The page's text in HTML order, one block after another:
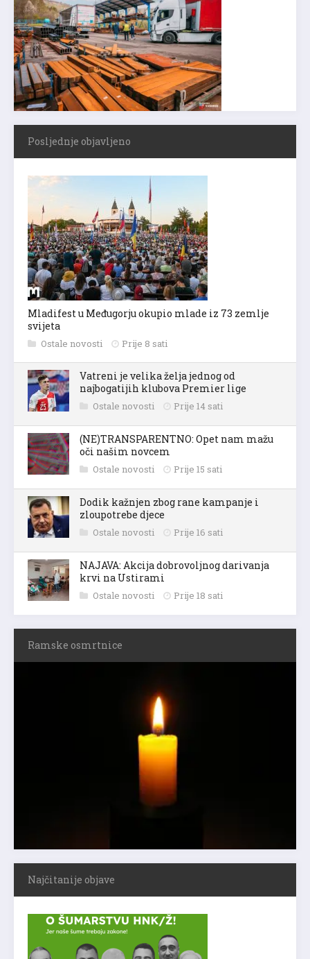
Posljednje objavljeno
Mladifest u Međugorju okupio mlade iz 73 zemlje
svijeta
Ostale novosti Prije 8 sati
Vatreni je velika želja jednog od
najbogatijih klubova Premier lige
Ostale novosti Prije 14 sati
(NE)TRANSPARENTNO: Opet nam mažu
oči našim novcem
Ostale novosti Prije 15 sati
Dodik kažnjen zbog rane kampanje i
zloupotrebe djece
Ostale novosti Prije 16 sati
NAJAVA: Akcija dobrovoljnog darivanja
krvi na Ustirami
Ostale novosti Prije 18 sati
Ramske osmrtnice
Najčitanije objave